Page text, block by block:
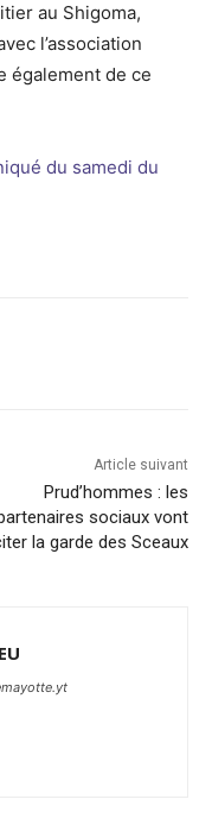
au Shigoma,
l’association
également de ce
du samedi du
Article suivant
Prud’hommes : les
sociaux vont
la garde des Sceaux